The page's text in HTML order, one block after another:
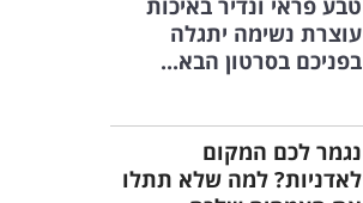
טבע פראי ונדיר באיכות
עוצרת נשימה יתגלה
בפניכם בסרטון הבא...
נגמר לכם המקום
לאדניות? למה שלא תתלו